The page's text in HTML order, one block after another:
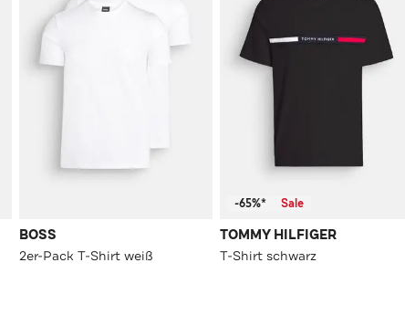
BOSS
2er-Pack T-Shirt weiß
-65%* Sale
TOMMY HILFIGER
T-Shirt schwarz